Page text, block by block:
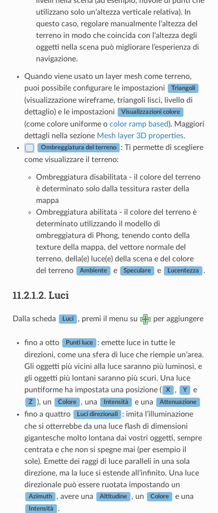
utilizzano solo un’altezza verticale relativa). In
questo caso, regolare manualmente l’altezza del
terreno in modo che coincida con l’altezza degli
oggetti nella scena può migliorare l’esperienza di
navigazione.
Quando viene usato un layer mesh come terreno,
puoi possibile configurare le impostazioni
Triangoli
(visualizzazione wireframe, triangoli lisci, livello di
dettaglio) e le impostazioni
Visualizzazioni colore
(come colore uniforme o color ramp based). Maggiori
dettagli nella sezione Mesh layer 3D properties.
Ombreggiatura del terreno
: Ti permette di scegliere
come visualizzare il terreno:
Ombreggiatura disabilitata - il colore del terreno
è determinato solo dalla tessitura raster della
mappa
Ombreggiatura abilitata - il colore del terreno è
determinato utilizzando il modello di
ombreggiatura di Phong, tenendo conto della
texture della mappa, del vettore normale del
terreno, della(e) luce(e) della scena e del colore
del terreno
Ambiente e Speculare e Lucentezza .
11.2.1.2. Luci
Dalla scheda Luci , premi il menu su per aggiungere
fino a otto Punti luce
: emette luce in tutte le
direzioni, come una sfera di luce che riempie un’area.
Gli oggetti più vicini alla luce saranno più luminosi, e
gli oggetti più lontani saranno più scuri. Una luce
puntiforme ha impostata una posizione (
X , Y e
Z ), un Colore , una Intensità e una Attenuazione
fino a quattro Luci direzionali
: imita l’illuminazione
che si otterrebbe da una luce flash di dimensioni
gigantesche molto lontana dai vostri oggetti, sempre
centrata e che non si spegne mai (per esempio il
sole). Emette dei raggi di luce paralleli in una sola
direzione, ma la luce si estende all’infinito. Una luce
direzionale può essere ruotata impostando un
Azimuth , avere una Altitudine , un Colore e una
Intensità .